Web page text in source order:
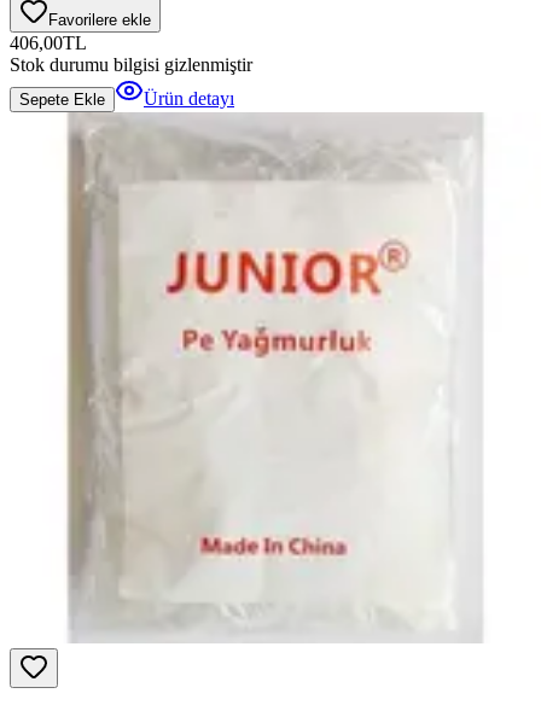
Favorilere ekle
406,00TL
Stok durumu bilgisi gizlenmiştir
Sepete Ekle Ürün detayı